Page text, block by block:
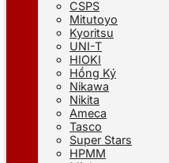
CSPS
Mitutoyo
Kyoritsu
UNI-T
HIOKI
Hồng Ký
Nikawa
Nikita
Ameca
Tasco
Super Stars
HPMM